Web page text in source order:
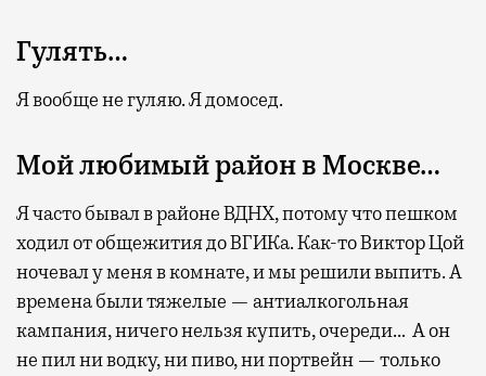
Гулять…
Я вообще не гуляю. Я домосед.
Мой любимый район в Москве…
Я часто бывал в районе ВДНХ, потому что пешком
ходил от общежития до ВГИКа. Как-то Виктор Цой
ночевал у меня в комнате, и мы решили выпить. А
времена были тяжелые — антиалкогольная
кампания, ничего нельзя купить, очереди… А он
не пил ни водку, ни пиво, ни портвейн — только